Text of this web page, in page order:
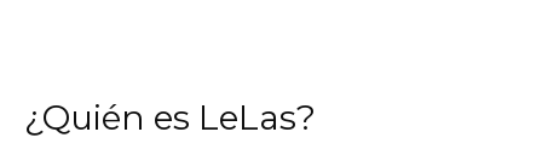
¿Quién es LeLas?